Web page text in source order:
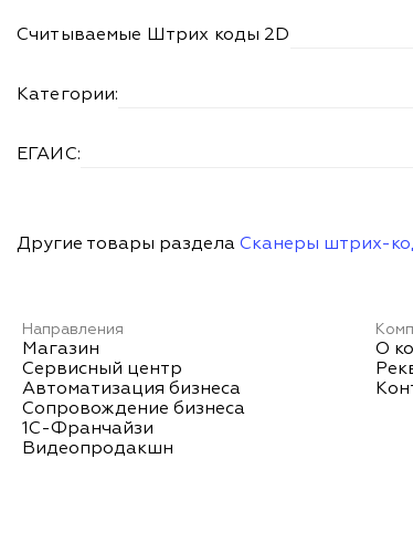
Считываемые Штрих коды 2D
Категории:
ЕГАИС:
Другие товары раздела Сканеры штрих-
Направления
Магазин
Сервисный центр
Автоматизация бизнеса
Сопровождение бизнеса
1С-Франчайзи
Видеопродакшн
О